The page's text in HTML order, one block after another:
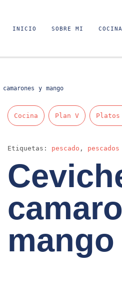
INICIO SOBRE MI COCINA
y mango
Cocina Plan V Platos
Etiquetas: pescado , pescados
mango